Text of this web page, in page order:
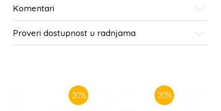
Komentari
Proveri dostupnost u radnjama
20% 20%